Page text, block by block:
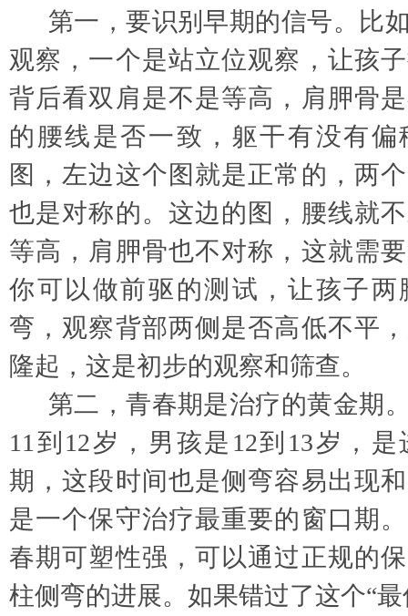
第一，要识别早期的信号。比
观察，一个是站立位观察，让孩
背后看双肩是不是等高，肩胛骨
的腰线是否一致，躯干有没有偏
图，左边这个图就是正常的，两
也是对称的。这边的图，腰线就
等高，肩胛骨也不对称，这就需
你可以做前驱的测试，让孩子两
弯，观察背部两侧是否高低不平
隆起，这是初步的观察和筛查。
第二，青春期是治疗的黄金期
11到12岁，男孩是12到13岁，
期，这段时间也是侧弯容易出现
是一个保守治疗最重要的窗口期
春期可塑性强，可以通过正规的
柱侧弯的进展。如果错过了这个“